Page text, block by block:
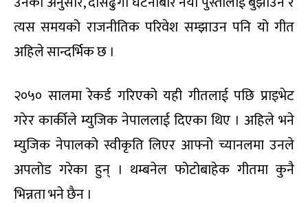
त्यस समयको राजनीतिक परिवेश सम्झाउन पनि यो गीत
अहिले सान्दर्भिक छ ।
२०५० सालमा रेकर्ड गरिएको यही गीतलाई पछि प्राइभेट
गरेर कार्कीले म्युजिक नेपाललाई दिएका थिए । अहिले भने
म्युजिक नेपालको स्वीकृति लिएर आफ्नो च्यानलमा उनले
अपलोड गरेका हुन् । थम्बनेल फोटोबाहेक गीतमा कुनै
भिन्नता भने छैन ।